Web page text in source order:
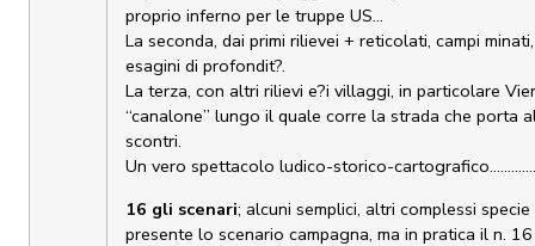
proprio inferno per le truppe US…
La seconda, dai primi rilievei + reticolati, campi
esagini di profondit?.
La terza, con altri rilievi e?i villaggi, in particolare
“canalone” lungo il quale corre la strada che porta
scontri.
Un vero spettacolo ludico-storico-
16 gli scenari; alcuni semplici, altri complessi
presente lo scenario campagna, ma in pratica il n.